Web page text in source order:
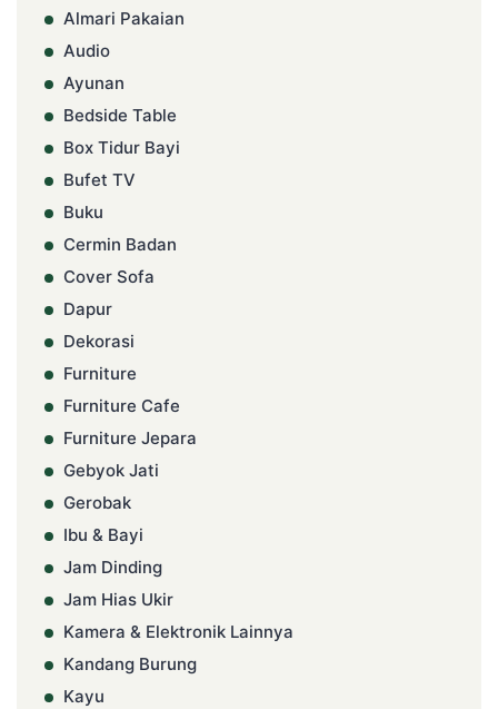
Almari Pakaian
Audio
Ayunan
Bedside Table
Box Tidur Bayi
Bufet TV
Buku
Cermin Badan
Cover Sofa
Dapur
Dekorasi
Furniture
Furniture Cafe
Furniture Jepara
Gebyok Jati
Gerobak
Ibu & Bayi
Jam Dinding
Jam Hias Ukir
Kamera & Elektronik Lainnya
Kandang Burung
Kayu